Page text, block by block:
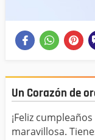
Un Corazón de
¡Feliz
maravillosa.